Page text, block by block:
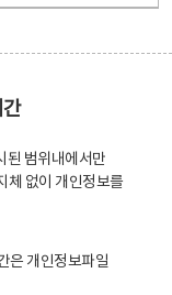
간
된 범위내에서만
체 없이 개인정보를
은 개인정보파일